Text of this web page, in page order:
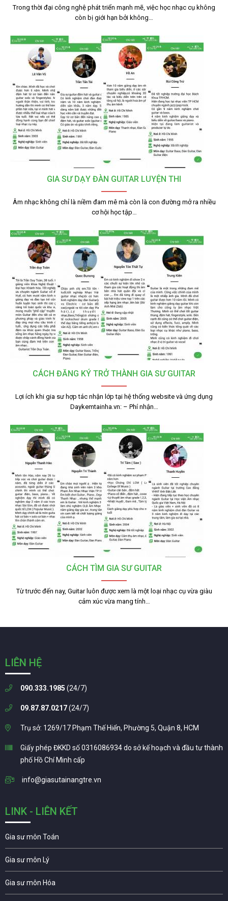
Trong thời đại công nghệ phát triển mạnh mẽ, việc học nhạc cụ không
còn bị giới hạn bởi không…
GIA SƯ DẠY ĐÀN GUITAR LUYỆN THI
Âm nhạc không chỉ là niềm đam mê mà còn là con đường mở ra nhiều
cơ hội học tập…
CÁCH ĐĂNG KÝ TRỞ THÀNH GIA SƯ GUITAR
Lợi ích khi gia sư hợp tác nhận lớp tại hệ thống website và ứng dụng
Daykemtainha.vn: – Phí nhận…
CÁCH TÌM GIA SƯ GUITAR
Từ trước đến nay, Guitar luôn được xem là một loại nhạc cụ vừa giàu
cảm xúc vừa mang tính…
LIÊN HỆ
090.333.1985 (24/7)
09.87.87.0217(24/7)
Trụ sở: 1269/17 Phạm Thế Hiển, Phường 5, Quận 8, HCM
Giấy phép ĐKKD số 0316086934 do sở kế hoạch và đầu tư thành
phố Hồ Chí Minh cấp
info@giasutainangtre.vn
LINK - LIÊN KẾT
Gia sư môn Toán
Gia sư môn Lý
Gia sư môn Hóa